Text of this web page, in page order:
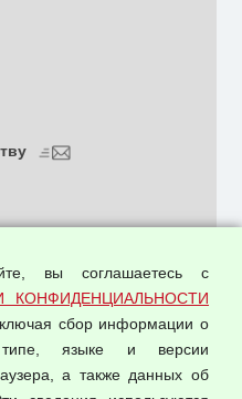
данных
вы соглашаетесь с
КОНФИДЕНЦИАЛЬНОСТИ
сбор информации о
типе, языке и версии
а также данных об